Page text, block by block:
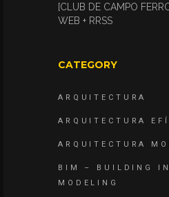
[CLUB DE CAMPO
WEB + RRSS
CATEGORY
ARQUITECTURA
ARQUITECTURA
ARQUITECTURA
BIM – BUILDING
MODELING